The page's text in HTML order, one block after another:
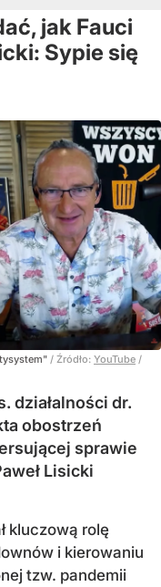
jak Fauci
Sypie się
/ Źródło: YouTube /
działalności dr.
obostrzeń
sprawie
Lisicki
kluczową rolę
i kierowaniu
tzw. pandemii